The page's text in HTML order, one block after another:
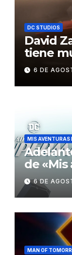
DC STUDIOS
David
tiene
el6 DE
MIS AVENTURAS
de
6 DE
MAN OF